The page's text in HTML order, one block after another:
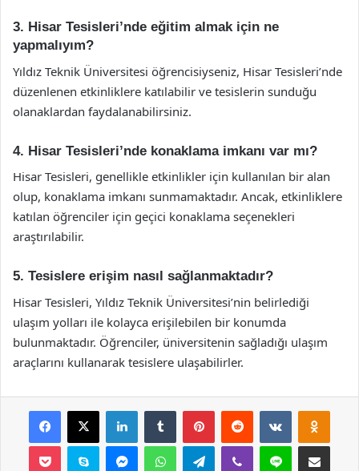
3. Hisar Tesisleri’nde eğitim almak için ne
yapmalıyım?
Yıldız Teknik Üniversitesi öğrencisiyseniz, Hisar Tesisleri’nde
düzenlenen etkinliklere katılabilir ve tesislerin sunduğu
olanaklardan faydalanabilirsiniz.
4. Hisar Tesisleri’nde konaklama imkanı var mı?
Hisar Tesisleri, genellikle etkinlikler için kullanılan bir alan
olup, konaklama imkanı sunmamaktadır. Ancak, etkinliklere
katılan öğrenciler için geçici konaklama seçenekleri
araştırılabilir.
5. Tesislere erişim nasıl sağlanmaktadır?
Hisar Tesisleri, Yıldız Teknik Üniversitesi’nin belirlediği
ulaşım yolları ile kolayca erişilebilen bir konumda
bulunmaktadır. Öğrenciler, üniversitenin sağladığı ulaşım
araçlarını kullanarak tesislere ulaşabilirler.
Facebook
X LinkedInTumblr PinterestReddit VKontakte
Pocket Skype MessengerWhatsAppTelegramViber Line E-Posta ile